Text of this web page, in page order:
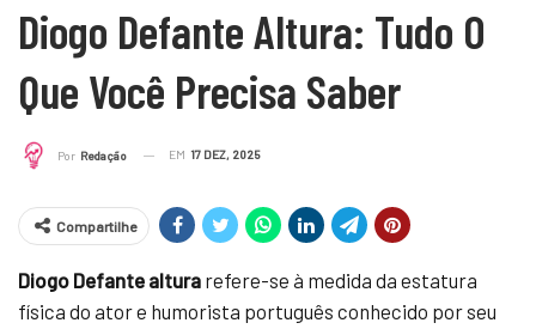
Diogo Defante Altura: Tudo O
Que Você Precisa Saber
Por Redação EM 17 DEZ, 2025
Compartilhe
Diogo Defante altura refere-se à medida da estatura
física do ator e humorista português conhecido por seu